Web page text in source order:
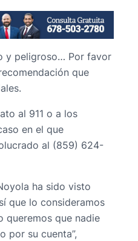
y peligroso… Por favor
que
al 911 o a los
en el que
al (859) 624-
ha sido visto
que lo consideramos
queremos que nadie
por su cuenta”,